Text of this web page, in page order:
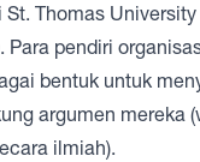
St. Thomas University
pendiri
bentuk untuk
argumen mereka
ilmiah).